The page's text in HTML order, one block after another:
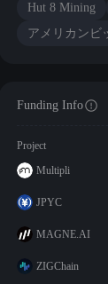
Hut 8 Mining
アメリカンビ
Funding Info
Project
Multipli
JPYC
MAGNE.AI
ZIGChain